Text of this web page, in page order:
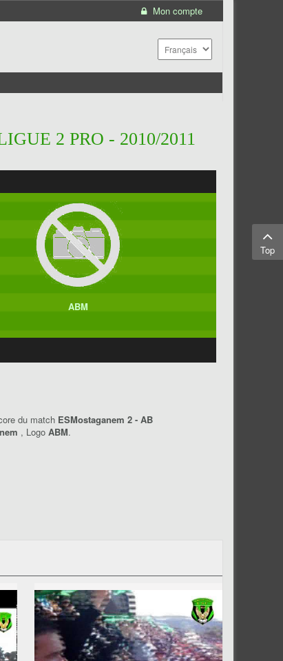
Mon compte
2 PRO - 2010/2011
ABM
du match ESMostaganem 2 - AB
, Logo ABM.
Top